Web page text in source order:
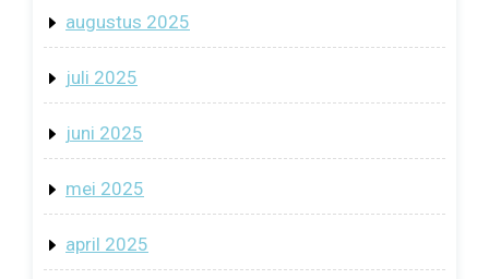
augustus 2025
juli 2025
juni 2025
mei 2025
april 2025